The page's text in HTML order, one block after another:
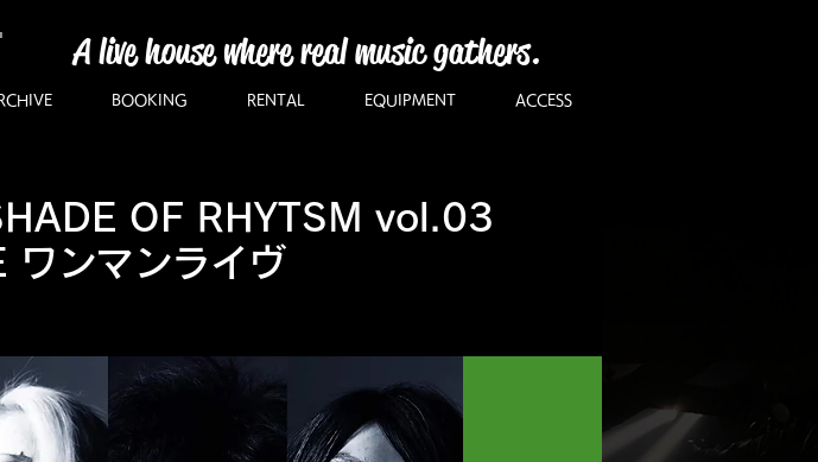
A live house where real music gathers.
BOOKING RENTAL EQUIPMENT ACCESS
OF RHYTSM vol.03
ワンマンライヴ